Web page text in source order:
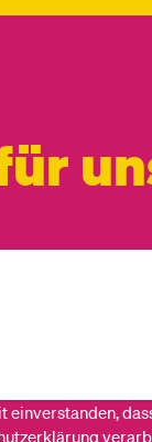
einverstanden,